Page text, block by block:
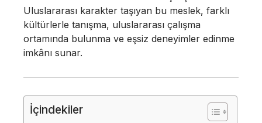
Uluslararası karakter taşıyan bu meslek, farklı
kültürlerle tanışma, uluslararası çalışma
ortamında bulunma ve eşsiz deneyimler edinme
imkânı sunar.
İçindekiler